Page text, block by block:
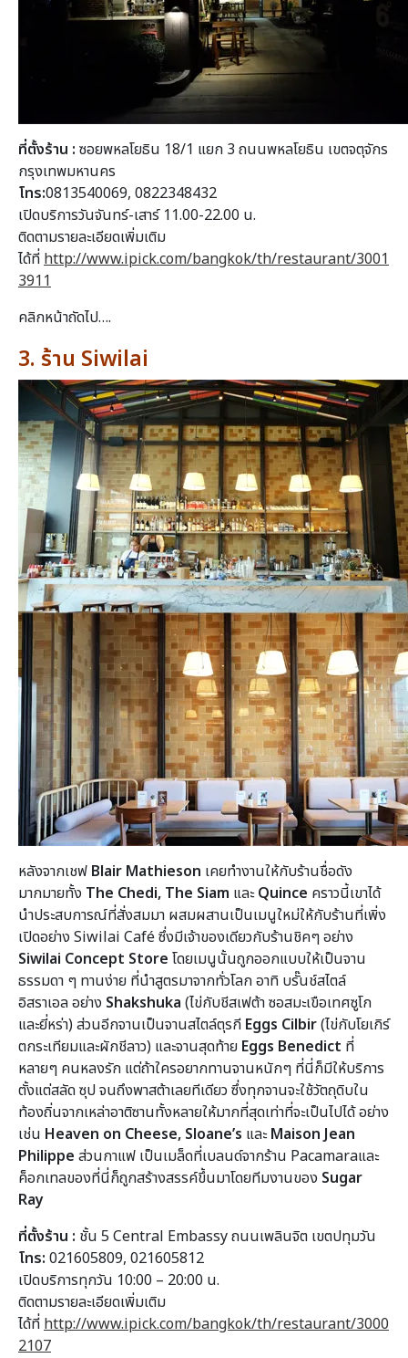
ที่ตั้งร้าน : ซอยพหลโยธิน 18/1 แยก 3 ถนนพหลโยธิน เขตจตุจักร
กรุงเทพมหานคร
โทร:0813540069, 0822348432
เปิดบริการวันจันทร์-เสาร์ 11.00-22.00 น.
ติดตามรายละเอียดเพิ่มเติม
ได้ที่ http://www.ipick.com/bangkok/th/restaurant/3001
3911
คลิกหน้าถัดไป….
3. ร้าน Siwilai
หลังจากเชฟ Blair Mathieson เคยทำงานให้กับร้านชื่อดัง
มากมายทั้ง The Chedi, The Siam และQuince คราวนี้เขาได้
นำประสบการณ์ที่สั่งสมมา ผสมผสานเป็นเมนูใหม่ให้กับร้านที่เพิ่ง
เปิดอย่าง Siwilai Café ซึ่งมีเจ้าของเดียวกับร้านชิคๆ อย่าง
Siwilai Concept Store โดยเมนูนั้นถูกออกแบบให้เป็นจาน
ธรรมดา ๆ ทานง่าย ที่นำสูตรมาจากทั่วโลก อาทิ บรั๊นช์สไตล์
อิสราเอล อย่าง Shakshuka (ไข่กับชีสเฟต้า ซอสมะเขือเทศซูโก
และยี่หร่า) ส่วนอีกจานเป็นจานสไตล์ตุรกี Eggs Cilbir(ไข่กับโยเกิร์
ตกระเทียมและผักชีลาว) และจานสุดท้าย Eggs Benedict ที่
หลายๆ คนหลงรัก แต่ถ้าใครอยากทานจานหนักๆ ที่นี่ก็มีให้บริการ
ตั้งแต่สลัด ซุป จนถึงพาสต้าเลยทีเดียว ซึ่งทุกจานจะใช้วัตถุดิบใน
ท้องถิ่นจากเหล่าอาติซานทั้งหลายให้มากที่สุดเท่าที่จะเป็นไปได้ อย่าง
เช่น Heaven on Cheese, Sloane’s และMaison Jean
Philippe ส่วนกาแฟ เป็นเมล็ดที่เบลนด์จากร้าน Pacamaraและ
ค็อกเทลของที่นี่ก็ถูกสร้างสรรค์ขึ้นมาโดยทีมงานของ Sugar
Ray
ที่ตั้งร้าน : ชั้น 5 Central Embassy ถนนเพลินจิต เขตปทุมวัน
โทร: 021605809, 021605812
เปิดบริการทุกวัน 10:00 – 20:00 น.
ติดตามรายละเอียดเพิ่มเติม
ได้ที่ http://www.ipick.com/bangkok/th/restaurant/3000
2107